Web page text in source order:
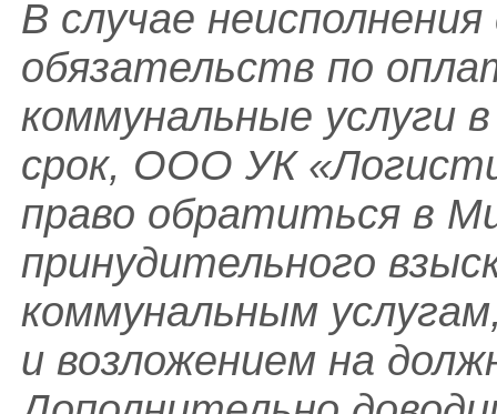
В случае
обязательств по
коммунальные услуги
срок, ООО УК
право обратиться в
принудительного
коммунальным
и возложением на